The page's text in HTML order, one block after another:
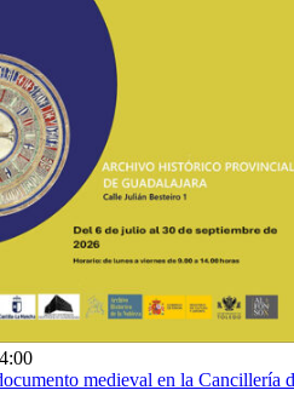
medieval en la Cancillería